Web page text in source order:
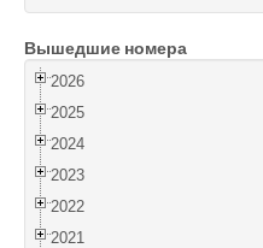
Вышедшие номера
2026
2025
2024
2023
2022
2021